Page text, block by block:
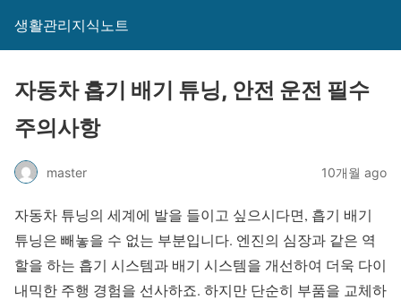
생활관리지식노트
자동차 흡기 배기 튜닝, 안전 운전 필수
주의사항
master 10개월 ago
자동차 튜닝의 세계에 발을 들이고 싶으시다면, 흡기 배기
튜닝은 빼놓을 수 없는 부분입니다. 엔진의 심장과 같은 역
할을 하는 흡기 시스템과 배기 시스템을 개선하여 더욱 다이
내믹한 주행 경험을 선사하죠. 하지만 단순히 부품을 교체하